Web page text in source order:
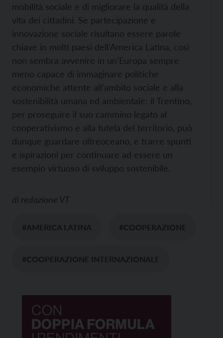
mobilità sociale e di migliorare la qualità della
vita dei cittadini. Se partecipazione e
innovazione sociale risultano essere parole
chiave in molti paesi dell’America Latina, così
non sembra avvenire in un’Europa sempre
meno capace di immaginare politiche
economiche attente all’ambito sociale e alla
sostenibilità umana ed ambientale: il Trentino,
per proseguire il suo cammino legato al
cooperativismo e alla tutela del territorio, può
dunque guardare oltreoceano, e trarre spunti
e ispirazioni per continuare ad essere un
esempio virtuoso di sviluppo sostenibile.
di redazione VT
#AMERICA LATINA #COOPERAZIONE
#COOPERAZIONE INTERNAZIONALE